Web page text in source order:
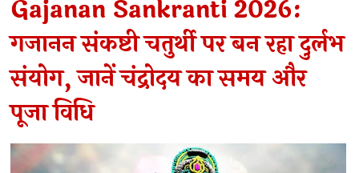
Gajanan Sankranti 2026:
गजानन संकष्टी चतुर्थी पर बन रहा दुर्लभ
संयोग, जानें चंद्रोदय का समय और
पूजा विधि